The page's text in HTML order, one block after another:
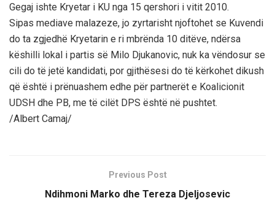
Gegaj ishte Kryetar i KU nga 15 qershori i vitit 2010.
Sipas mediave malazeze, jo zyrtarisht njoftohet se Kuvendi
do ta zgjedhë Kryetarin e ri mbrënda 10 ditëve, ndërsa
këshilli lokal i partis së Milo Djukanovic, nuk ka vëndosur se
cili do të jetë kandidati, por gjithësesi do të kërkohet dikush
që është i prënuashem edhe për partnerët e Koalicionit
UDSH dhe PB, me të cilët DPS është në pushtet.
/Albert Camaj/
Previous Post
Ndihmoni Marko dhe Tereza Djeljosevic